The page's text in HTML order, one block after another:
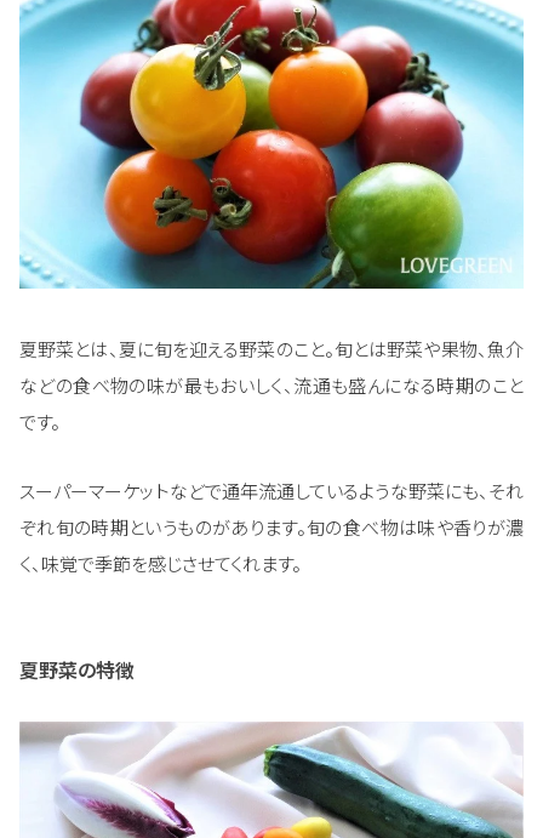
夏野菜とは、夏に旬を迎える野菜のこと。旬とは野菜や果物、魚介
などの食べ物の味が最もおいしく、流通も盛んになる時期のこと
です。
スーパーマーケットなどで通年流通しているような野菜にも、それ
ぞれ旬の時期というものがあります。旬の食べ物は味や香りが濃
く、味覚で季節を感じさせてくれます。
夏野菜の特徴